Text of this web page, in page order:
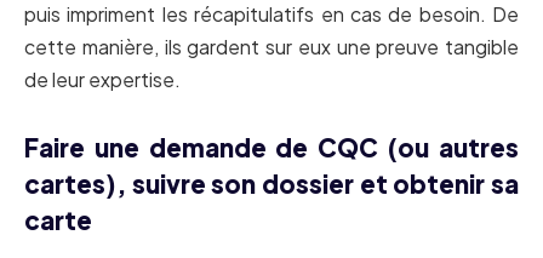
puis impriment les récapitulatifs en cas de besoin. De
cette manière, ils gardent sur eux une preuve tangible
de leur expertise.
Faire une demande de CQC (ou autres
cartes), suivre son dossier et obtenir sa
carte